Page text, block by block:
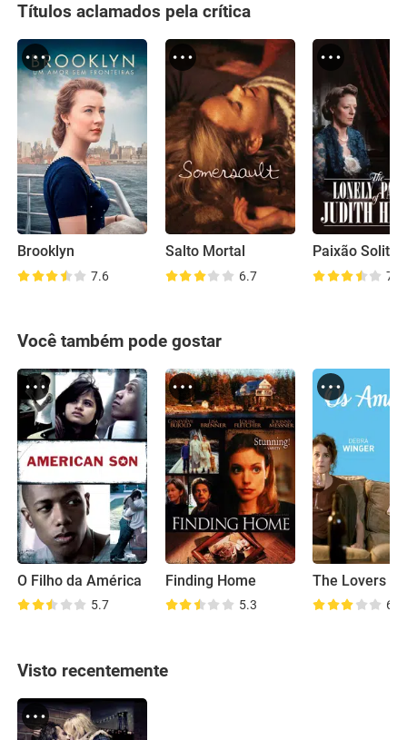
Títulos aclamados pela crítica
Brooklyn
7.6
Salto Mortal
6.7
Paixão
7.0
Você também pode gostar
O Filho da América
5.7
Finding Home
5.3
The Lovers
6.1
Visto recentemente